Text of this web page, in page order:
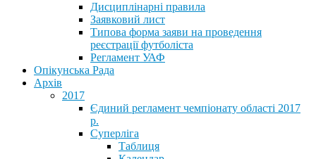
Дисциплінарні правила
Заявковий лист
Типова форма заяви на проведення
реєстрації футболіста
Регламент УАФ
Опікунська Рада
Архів
2017
Єдиний регламент чемпіонату області 2017
р.
Суперліга
Таблиця